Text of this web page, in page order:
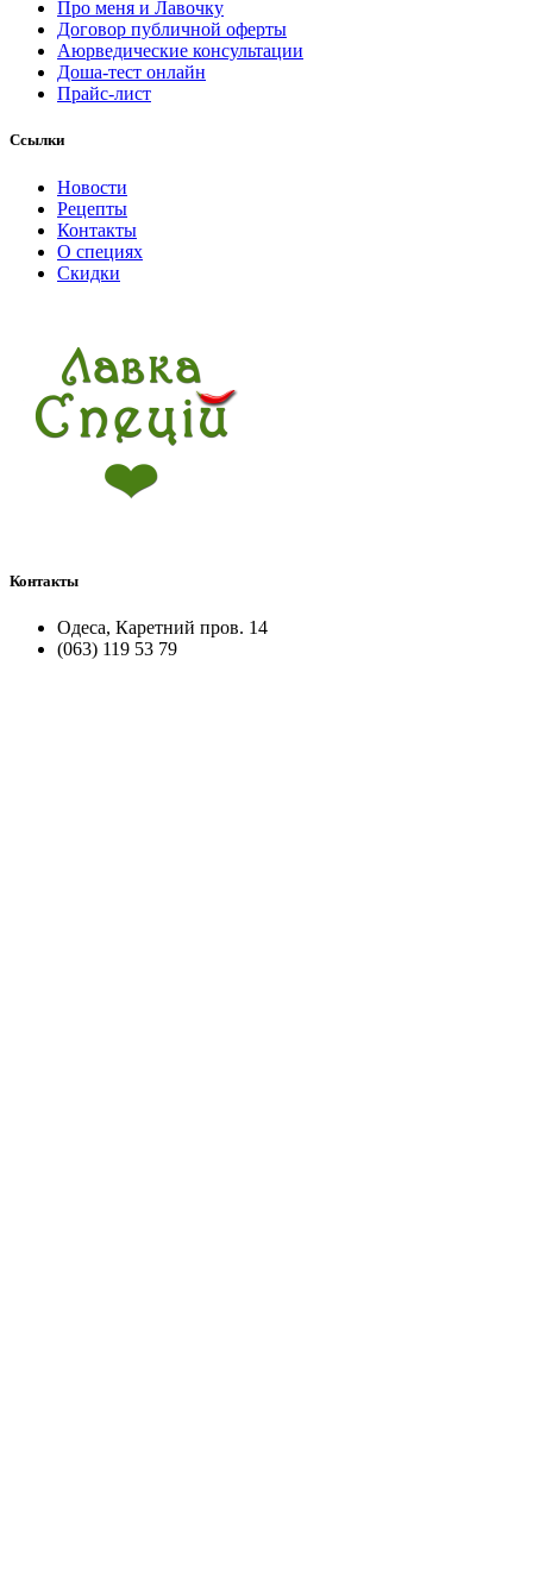
Про меня и Лавочку
Договор публичной оферты
Аюрведические консультации
Доша-тест онлайн
Прайс-лист
Ссылки
Новости
Рецепты
Контакты
О специях
Скидки
Контакты
Одеса, Каретний пров. 14
(063) 119 53 79